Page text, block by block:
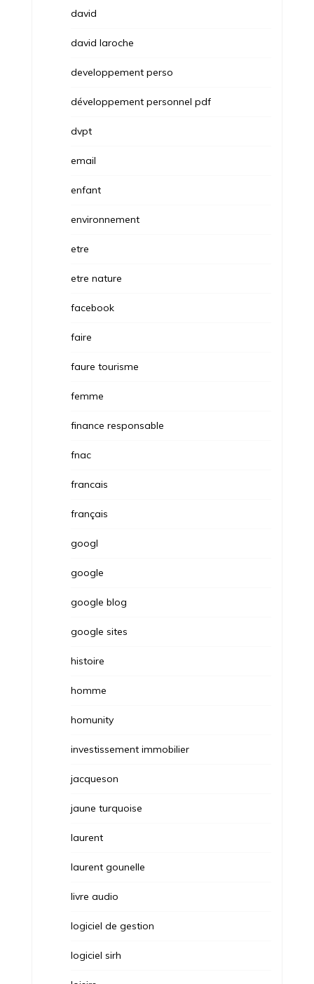
david
david laroche
developpement perso
développement personnel pdf
dvpt
email
enfant
environnement
etre
etre nature
facebook
faire
faure tourisme
femme
finance responsable
fnac
francais
français
googl
google
google blog
google sites
histoire
homme
homunity
investissement immobilier
jacqueson
jaune turquoise
laurent
laurent gounelle
livre audio
logiciel de gestion
logiciel sirh